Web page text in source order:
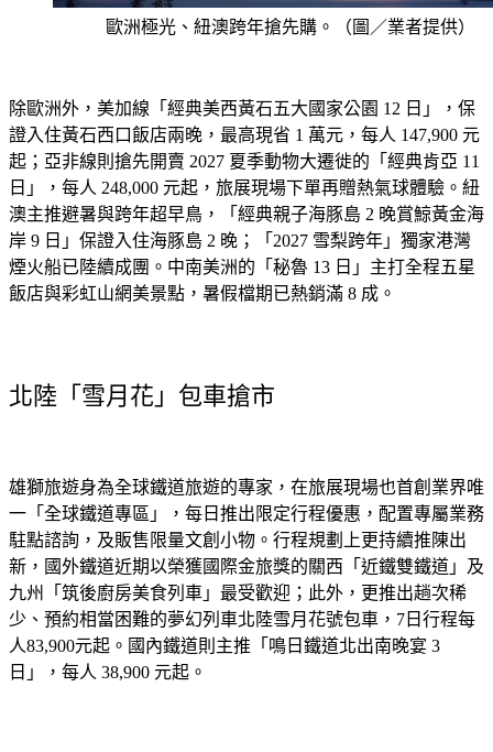
歐洲極光、紐澳跨年搶先購。（圖／業者提供）
除歐洲外，美加線「經典美西黃石五大國家公園 12 日」，保
證入住黃石西口飯店兩晚，最高現省 1 萬元，每人 147,900 元
起；亞非線則搶先開賣 2027 夏季動物大遷徙的「經典肯亞 11
日」，每人 248,000 元起，旅展現場下單再贈熱氣球體驗。紐
澳主推避暑與跨年超早鳥，「經典親子海豚島 2 晚賞鯨黃金海
岸 9 日」保證入住海豚島 2 晚；「2027 雪梨跨年」獨家港灣
煙火船已陸續成團。中南美洲的「秘魯 13 日」主打全程五星
飯店與彩虹山網美景點，暑假檔期已熱銷滿 8 成。
北陸「雪月花」包車搶市
雄獅旅遊身為全球鐵道旅遊的專家，在旅展現場也首創業界唯
一「全球鐵道專區」，每日推出限定行程優惠，配置專屬業務
駐點諮詢，及販售限量文創小物。行程規劃上更持續推陳出
新，國外鐵道近期以榮獲國際金旅獎的關西「近鐵雙鐵道」及
九州「筑後廚房美食列車」最受歡迎；此外，更推出趟次稀
少、預約相當困難的夢幻列車北陸雪月花號包車，7日行程每
人83,900元起。國內鐵道則主推「鳴日鐵道北出南晚宴 3
日」，每人 38,900 元起。